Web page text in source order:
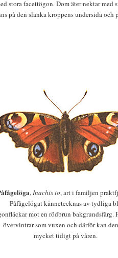
stora facettögon. Dom äter nektar
på den slanka kroppens undersida
,Inachis io, art i familjen
Påfågelögat kännetecknas av tydliga
mot en rödbrun bakgrundsfärg.
övervintrar som vuxen och därför kan
mycket tidigt på våren.